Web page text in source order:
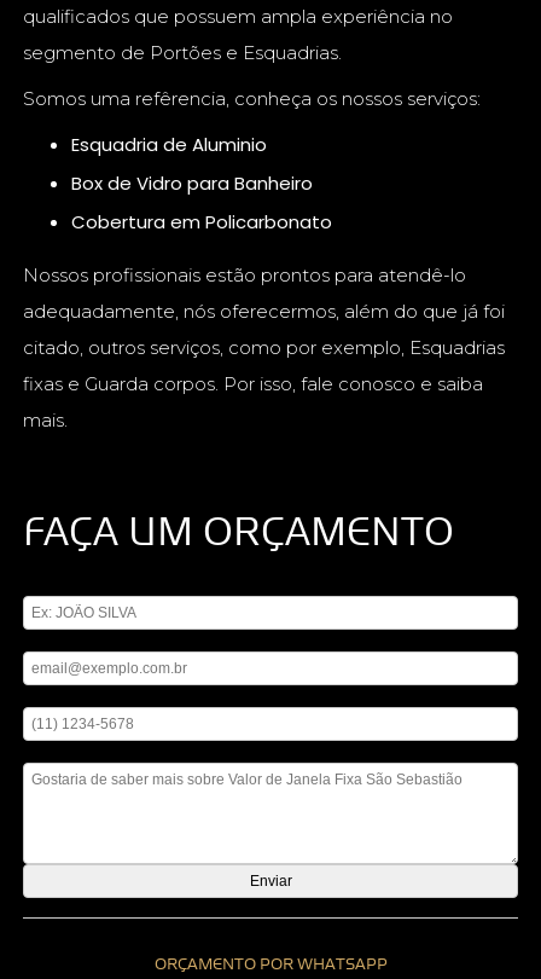
qualificados que possuem ampla experiência no
segmento de Portões e Esquadrias.
Somos uma refêrencia, conheça os nossos serviços:
Esquadria de Aluminio
Box de Vidro para Banheiro
Cobertura em Policarbonato
Nossos profissionais estão prontos para atendê-lo
adequadamente, nós oferecermos, além do que já foi
citado, outros serviços, como por exemplo, Esquadrias
fixas e Guarda corpos. Por isso, fale conosco e saiba
mais.
FAÇA UM ORÇAMENTO
ORÇAMENTO POR WHATSAPP